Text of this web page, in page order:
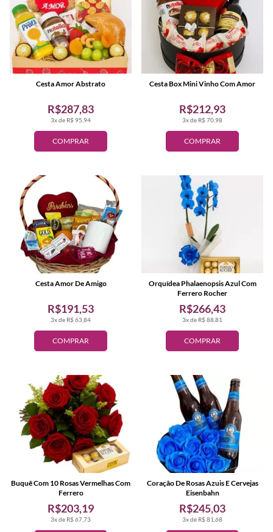
COMPRAR
3x de R$ 95,94
R$287,83
Cesta Amor Abstrato
COMPRAR
3x de R$ 70,98
R$212,93
Cesta Box Mini Vinho Com Amor
COMPRAR
3x de R$ 63,84
R$191,53
Cesta Amor De Amigo
COMPRAR
3x de R$ 88,81
R$266,43
Orquídea Phalaenopsis Azul Com
Ferrero Rocher
3x de R$ 67,73
R$203,19
Buquê Com 10 Rosas Vermelhas Com
Ferrero
3x de R$ 81,68
R$245,03
Coração De Rosas Azuis E Cervejas
Eisenbahn